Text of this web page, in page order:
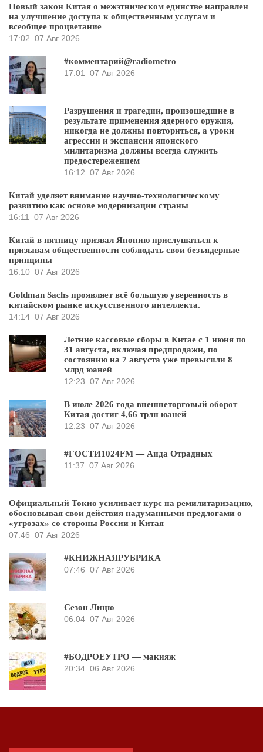
Новый закон Китая о межэтническом единстве направлен
на улучшение доступа к общественным услугам и
всеобщее процветание
17:02 07 Авг 2026
#комментарий@radiometro
17:01
07 Авг 2026
Разрушения и трагедии, произошедшие в
результате применения ядерного оружия,
никогда не должны повториться, а уроки
агрессии и экспансии японского
милитаризма должны всегда служить
предостережением
16:12 07 Авг 2026
Китай уделяет внимание научно-технологическому
развитию как основе модернизации страны
16:11
07 Авг 2026
Китай в пятницу призвал Японию прислушаться к
призывам общественности соблюдать свои безъядерные
принципы
16:10 07 Авг 2026
Goldman Sachs проявляет всё большую уверенность в
китайском рынке искусственного интеллекта.
14:14 07 Авг 2026
Летние кассовые сборы в Китае с 1 июня по
31 августа, включая предпродажи, по
состоянию на 7 августа уже превысили 8
млрд юаней
12:23 07 Авг 2026
В июле 2026 года внешнеторговый оборот
Китая достиг 4,66 трлн юаней
12:23 07 Авг 2026
#ГОСТИ1024FM — Аида Отрадных
11:37 07 Авг 2026
Официальный Токио усиливает курс на ремилитаризацию,
обосновывая свои действия надуманными предлогами о
«угрозах» со стороны России и Китая
07:46 07 Авг 2026
#КНИЖНАЯРУБРИКА
07:46 07 Авг 2026
Сезон Лицю
06:04 07 Авг 2026
#БОДРОЕУТРО — макияж
20:34 06 Авг 2026